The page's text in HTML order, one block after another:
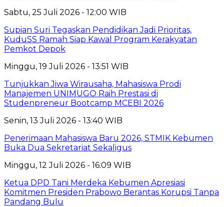
Sabtu, 25 Juli 2026 - 12:00 WIB
Supian Suri Tegaskan Pendidikan Jadi Prioritas,
KuduSS Ramah Siap Kawal Program Kerakyatan
Pemkot Depok
Minggu, 19 Juli 2026 - 13:51 WIB
Tunjukkan Jiwa Wirausaha, Mahasiswa Prodi
Manajemen UNIMUGO Raih Prestasi di
Studenpreneur Bootcamp MCEBI 2026
Senin, 13 Juli 2026 - 13:40 WIB
Penerimaan Mahasiswa Baru 2026, STMIK Kebumen
Buka Dua Sekretariat Sekaligus
Minggu, 12 Juli 2026 - 16:09 WIB
Ketua DPD Tani Merdeka Kebumen Apresiasi
Komitmen Presiden Prabowo Berantas Korupsi Tanpa
Pandang Bulu